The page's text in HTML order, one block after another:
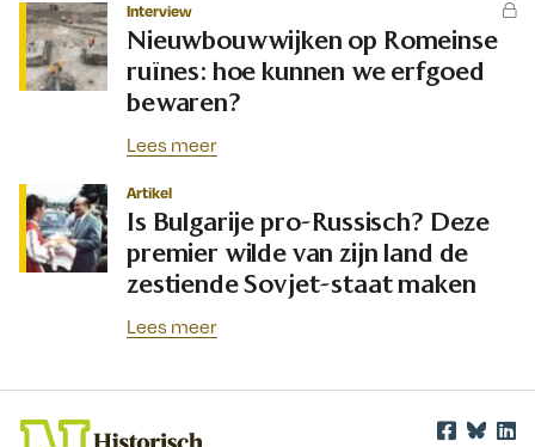
Interview
Nieuwbouwwijken op Romeinse
ruïnes: hoe kunnen we erfgoed
bewaren?
Lees meer
Artikel
Is Bulgarije pro-Russisch? Deze
premier wilde van zijn land de
zestiende Sovjet-staat maken
Lees meer